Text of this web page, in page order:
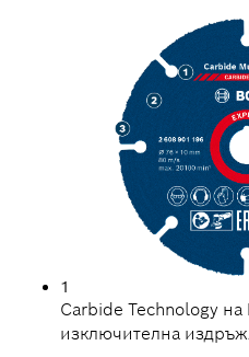
1
Carbide Technology на
изключителна